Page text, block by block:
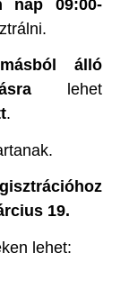
nap 09:00-
álló
lehet
.
19.
lehet: